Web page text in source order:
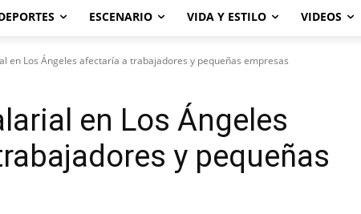
ESCENARIO VIDA Y ESTILO VIDEOS
en Los Ángeles afectaría a trabajadores y pequeñas empresas
en Los Ángeles
y pequeñas